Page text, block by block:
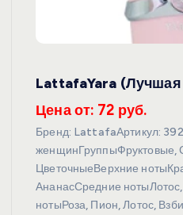
LattafaYara (Лучшая
Цена от: 72 руб.
Бренд: LattafaАртикул:
женщинГруппыФруктовые,
ЦветочныеВерхние
АнанасСредние
нотыРоза, Пион, Лотос,